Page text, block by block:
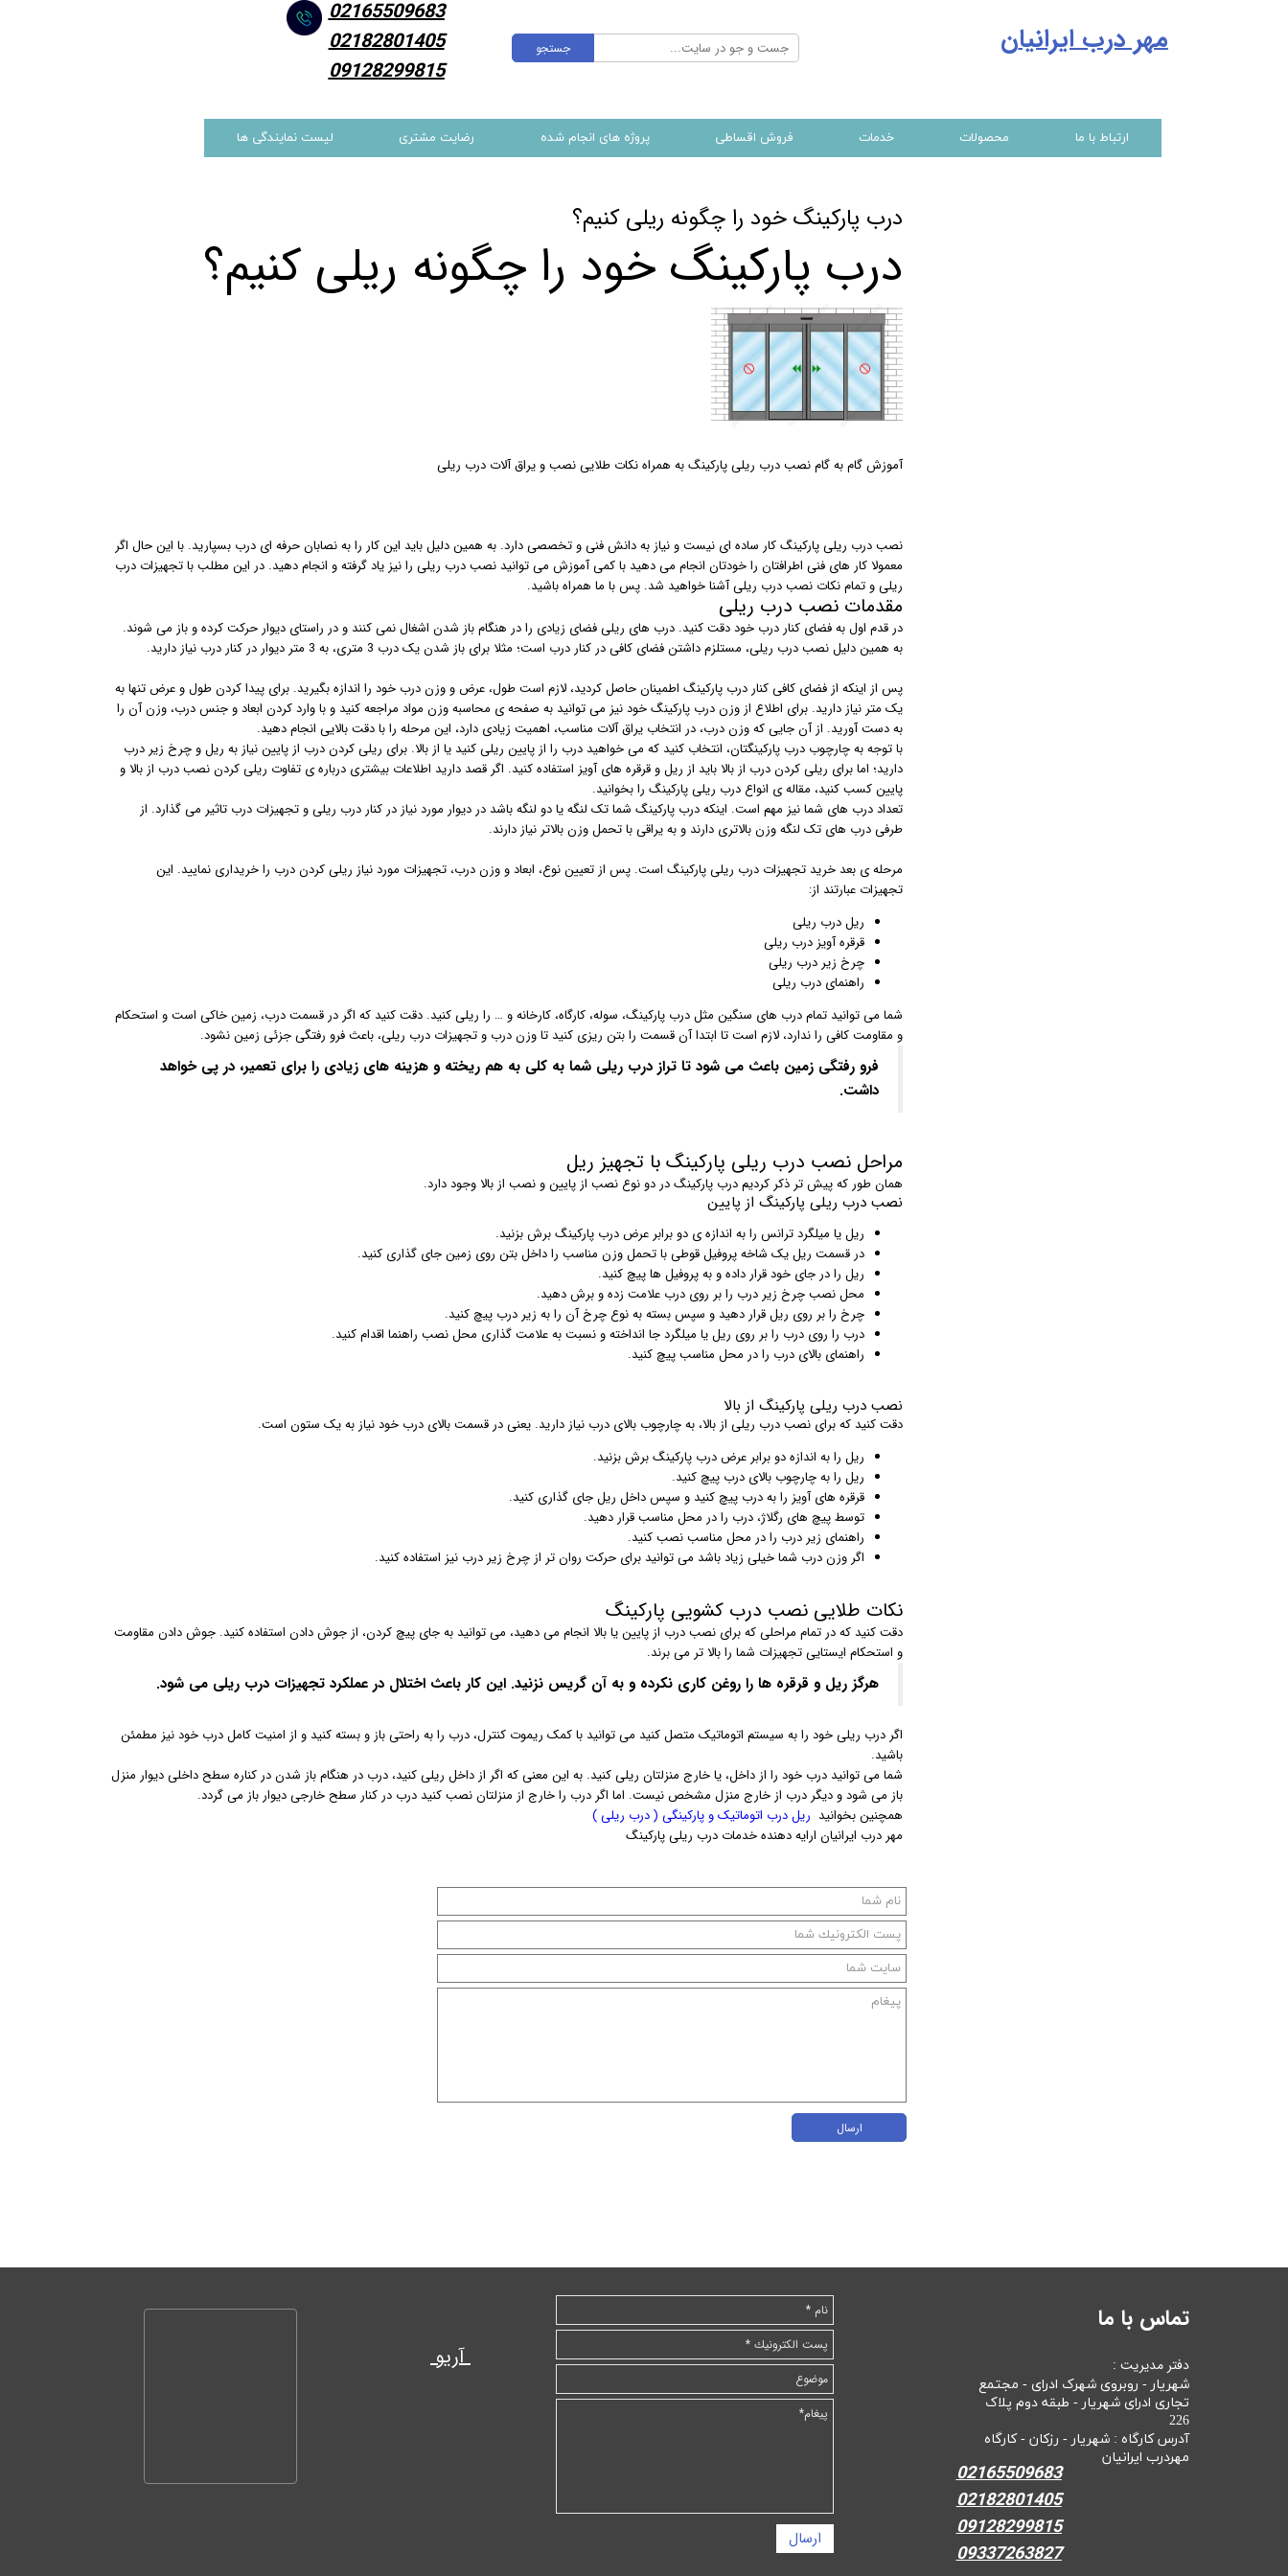
ارتباط با ما محصولات خدمات فروش اقساطی پروژه های انجام شده رضایت مشتری لیست نمایندگی ها
جستجو مهر درب ایرانیان
02165509683
02182801405
09128299815
درب پارکینگ خود را چگونه ریلی کنیم؟
درب پارکینگ خود را چگونه ریلی کنیم؟
آموزش گام به گام نصب درب ریلی پارکینگ به همراه نکات طلایی نصب و یراق آلات درب ریلی
نصب درب ریلی پارکینگ کار ساده ای نیست و نیاز به دانش فنی و تخصصی دارد. به همین دلیل باید این کار را به نصابان حرفه ای درب بسپارید. با این حال اگر
معمولا کار های فنی اطرافتان را خودتان انجام می دهید با کمی آموزش می توانید نصب درب ریلی را نیز یاد گرفته و انجام دهید. در این مطلب با تجهیزات درب
ریلی و تمام نکات نصب درب ریلی آشنا خواهید شد. پس با ما همراه باشید.
مقدمات نصب درب ریلی
در قدم اول به فضای کنار درب خود دقت کنید. درب های ریلی فضای زیادی را در هنگام باز شدن اشغال نمی کنند و در راستای دیوار حرکت کرده و باز می شوند.
به همین دلیل نصب درب ریلی، مستلزم داشتن فضای کافی در کنار درب است؛ مثلا برای باز شدن یک درب 3 متری، به 3 متر دیوار در کنار درب نیاز دارید.
پس از اینکه از فضای کافی کنار درب پارکینگ اطمینان حاصل کردید، لازم است طول، عرض و وزن درب خود را اندازه بگیرید. برای پیدا کردن طول و عرض تنها به
یک متر نیاز دارید. برای اطلاع از وزن درب پارکینگ خود نیز می توانید به صفحه ی محاسبه وزن مواد مراجعه کنید و با وارد کردن ابعاد و جنس درب، وزن آن را
به دست آورید. از آن جایی که وزن درب، در انتخاب یراق آلات مناسب، اهمیت زیادی دارد، این مرحله را با دقت بالایی انجام دهید.
با توجه به چارچوب درب پارکینگتان، انتخاب کنید که می خواهید درب را از پایین ریلی کنید یا از بالا. برای ریلی کردن درب از پایین نیاز به ریل و چرخ زیر درب
دارید؛ اما برای ریلی کردن درب از بالا باید از ریل و قرقره های آویز استفاده کنید. اگر قصد دارید اطلاعات بیشتری درباره ی تفاوت ریلی کردن نصب درب از بالا و
پایین کسب کنید، مقاله ی انواع درب ریلی پارکینگ را بخوانید.
تعداد درب های شما نیز مهم است. اینکه درب پارکینگ شما تک لنگه یا دو لنگه باشد در دیوار مورد نیاز در کنار درب ریلی و تجهیزات درب تاثیر می گذارد. از
طرفی درب های تک لنگه وزن بالاتری دارند و به یراقی با تحمل وزن بالاتر نیاز دارند.
مرحله ی بعد خرید تجهیزات درب ریلی پارکینگ است. پس از تعیین نوع، ابعاد و وزن درب، تجهیزات مورد نیاز ریلی کردن درب را خریداری نمایید. این
تجهیزات عبارتند از:
ریل درب ریلی
قرقره آویز درب ریلی
چرخ زیر درب ریلی
راهنمای درب ریلی
شما می توانید تمام درب های سنگین مثل درب پارکینگ، سوله، کارگاه، کارخانه و … را ریلی کنید. دقت کنید که اگر در قسمت درب، زمین خاکی است و استحکام
و مقاومت کافی را ندارد، لازم است تا ابتدا آن قسمت را بتن ریزی کنید تا وزن درب و تجهیزات درب ریلی، باعث فرو رفتگی جزئی زمین نشود.
فرو رفتگی زمین باعث می شود تا تراز درب ریلی شما به کلی به هم ریخته و هزینه های زیادی را برای تعمیر، در پی خواهد
داشت.
مراحل نصب درب ریلی پارکینگ با تجهیز ریل
همان طور که پیش تر ذکر کردیم درب پارکینگ در دو نوع نصب از پایین و نصب از بالا وجود دارد.
نصب درب ریلی پارکینگ از پایین
ریل یا میلگرد ترانس را به اندازه ی دو برابر عرض درب پارکینگ برش بزنید.
در قسمت ریل یک شاخه پروفیل قوطی با تحمل وزن مناسب را داخل بتن روی زمین جای گذاری کنید.
ریل را در جای خود قرار داده و به پروفیل ها پیچ کنید.
محل نصب چرخ زیر درب را بر روی درب علامت زده و برش دهید.
چرخ را بر روی ریل قرار دهید و سپس بسته به نوع چرخ آن را به زیر درب پیچ کنید.
درب را روی درب را بر روی ریل یا میلگرد جا انداخته و نسبت به علامت گذاری محل نصب راهنما اقدام کنید.
راهنمای بالای درب را در محل مناسب پیچ کنید.
نصب درب ریلی پارکینگ از بالا
دقت کنید که برای نصب درب ریلی از بالا، به چارچوب بالای درب نیاز دارید. یعنی در قسمت بالای درب خود نیاز به یک ستون است.
ریل را به اندازه دو برابر عرض درب پارکینگ برش بزنید.
ریل را به چارچوب بالای درب پیچ کنید.
قرقره های آویز را به درب پیچ کنید و سپس داخل ریل جای گذاری کنید.
توسط پیچ های رگلاژ، درب را در محل مناسب قرار دهید.
راهنمای زیر درب را در محل مناسب نصب کنید.
اگر وزن درب شما خیلی زیاد باشد می توانید برای حرکت روان تر از چرخ زیر درب نیز استفاده کنید.
نکات طلایی نصب درب کشویی پارکینگ
دقت کنید که در تمام مراحلی که برای نصب درب از پایین یا بالا انجام می دهید، می توانید به جای پیچ کردن، از جوش دادن استفاده کنید. جوش دادن مقاومت
و استحکام ایستایی تجهیزات شما را بالا تر می برند.
هرگز ریل و قرقره ها را روغن کاری نکرده و به آن گریس نزنید. این کار باعث اختلال در عملکرد تجهیزات درب ریلی می شود.
اگر درب ریلی خود را به سیستم اتوماتیک متصل کنید می توانید با کمک ریموت کنترل، درب را به راحتی باز و بسته کنید و از امنیت کامل درب خود نیز مطمئن
باشید.
شما می توانید درب خود را از داخل، یا خارج منزلتان ریلی کنید. به این معنی که اگر از داخل ریلی کنید، درب در هنگام باز شدن در کناره سطح داخلی دیوار منزل
باز می شود و دیگر درب از خارج منزل مشخص نیست. اما اگر درب را خارج از منزلتان نصب کنید درب در کنار سطح خارجی دیوار باز می گردد.
همچنین بخوانید ریل درب اتوماتیک و پارکینگی ( درب ریلی )
مهر درب ایرانیان ارایه دهنده خدمات درب ریلی پارکینگ
ارسال
ارسال
تماس با ما
دفتر مدیریت :
شهریار - روبروی شهرک ادرای - مجتمع
تجاری ادرای شهریار - طبقه دوم پلاک
226
آدرس کارگاه : شهریار - رزکان - کارگاه
مهردرب ایرانیان
02165509683
02182801405
09128299815
09337263827
آریو